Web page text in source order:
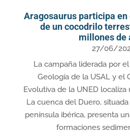
Aragosaurus participa
de un cocodrilo
millones de
27/06/
La campaña liderada por
Geología de la USAL y el
Evolutiva de la UNED
La cuenca del Duero,
península ibérica, presenta
formaciones